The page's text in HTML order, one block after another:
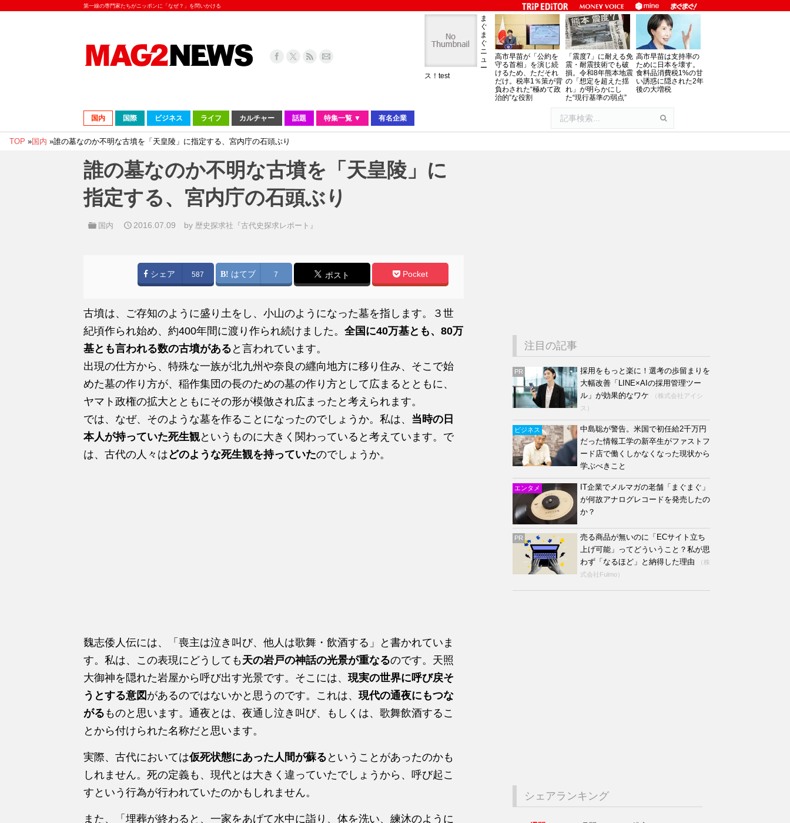
第一線の専門家たちがニッポンに「なぜ？」を問いかける
ま
ぐ
ま
ぐ
ニ
ュ
ー
ス！test
高市早苗が「公約を
守る首相」を演じ続
けるため、ただそれ
だけ。税率1％策が背
負わされた“極めて政
治的”な役割
「震度7」に耐える免
震・耐震技術でも破
損。令和8年熊本地震
の「想定を超えた揺
れ」が明らかにし
た“現行基準の弱点”
高市早苗は支持率の
ために日本を壊す。
食料品消費税1%の甘
い誘惑に隠された2年
後の大増税
国内 国際 ビジネス ライフ カルチャー 話題 特集一覧 ▼ 有名企業
TOP »国内 »誰の墓なのか不明な古墳を「天皇陵」に指定する、宮内庁の石頭ぶり
誰の墓なのか不明な古墳を「天皇陵」に
指定する、宮内庁の石頭ぶり
国内 2016.07.09 by 歴史探求社『古代史探求レポート』
シェア 587 はてブ 7 ポスト Pocket
古墳は、ご存知のように盛り土をし、小山のようになった墓を指します。３世
紀頃作られ始め、約400年間に渡り作られ続けました。 全国に40万基とも、80万
基とも言われる数の古墳がある と言われています。
出現の仕方から、特殊な一族が北九州や奈良の纒向地方に移り住み、そこで始
めた墓の作り方が、稲作集団の長のための墓の作り方として広まるとともに、
ヤマト政権の拡大とともにその形が模倣され広まったと考えられます。
では、なぜ、そのような墓を作ることになったのでしょうか。私は、 当時の日
本人が持っていた死生観というものに大きく関わっていると考えています。で
は、古代の人々はどのような死生観を持っていたのでしょうか。
魏志倭人伝には、「喪主は泣き叫び、他人は歌舞・飲酒する」と書かれていま
す。私は、この表現にどうしても 天の岩戸の神話の光景が重なるのです。天照
大御神を隠れた岩屋から呼び出す光景です。そこには、 現実の世界に呼び戻そ
うとする意図 があるのではないかと思うのです。これは、 現代の通夜にもつな
がる ものと思います。通夜とは、夜通し泣き叫び、もしくは、歌舞飲酒するこ
とから付けられた名称だと思います。
実際、古代においては仮死状態にあった人間が蘇る ということがあったのかも
しれません。死の定義も、現代とは大きく違っていたでしょうから、呼び起こ
すという行為が行われていたのかもしれません。
また、「埋葬が終わると、一家をあげて水中に詣り、体を洗い、練沐のように
注目の記事
PR
採用をもっと楽に！選考の歩留まりを
大幅改善「LINE×AIの採用管理ツー
ル」が効果的なワケ
（株式会社アイシ
ス）
ビジネス
中島聡が警告。米国で初任給2千万円
だった情報工学の新卒生がファストフ
ード店で働くしかなくなった現状から
学ぶべきこと
エンタメ
IT企業でメルマガの老舗「まぐまぐ」
が何故アナログレコードを発売したの
か？
PR
売る商品が無いのに「ECサイト立ち
上げ可能」ってどういうこと？私が思
わず「なるほど」と納得した理由
（株
式会社Fulmo）
シェアランキング